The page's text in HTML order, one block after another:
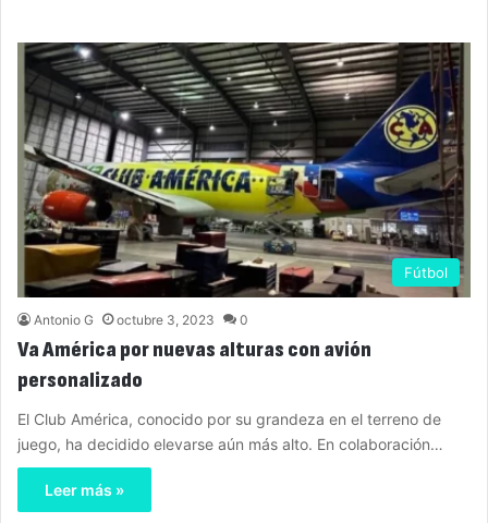
Fútbol
Antonio G octubre 3, 2023 0
Va América por nuevas alturas con avión
personalizado
El Club América, conocido por su grandeza en el terreno de
juego, ha decidido elevarse aún más alto. En colaboración…
Leer más »